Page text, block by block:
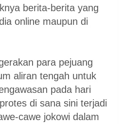
berita-berita yang
online maupun di
para pejuang
aliran tengah untuk
pada hari
di sana sini terjadi
cawe jokowi dalam